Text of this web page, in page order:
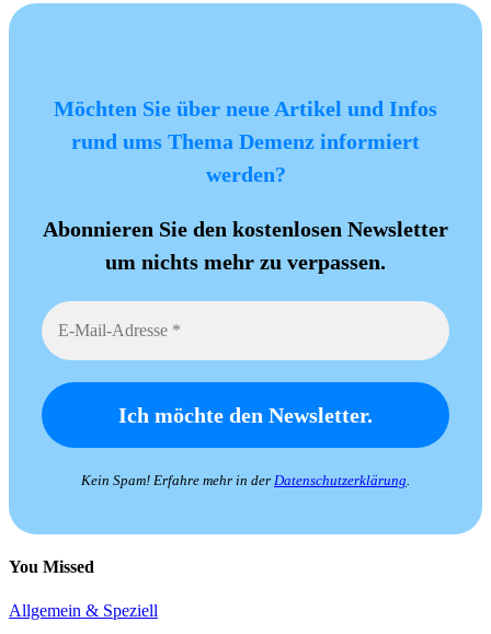
Möchten Sie über neue Artikel und Infos
rund ums Thema Demenz informiert
werden?
Abonnieren Sie den kostenlosen Newsletter
um nichts mehr zu verpassen.
Kein Spam! Erfahre mehr in der Datenschutzerklärung.
You Missed
Allgemein & Speziell